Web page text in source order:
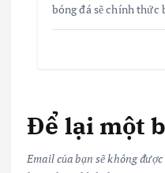
bóng đá sẽ chính
Để lại một
Email của bạn sẽ không